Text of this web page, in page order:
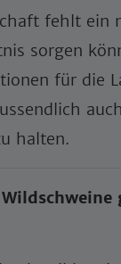
fehlt ein
sorgen
für die
halten.